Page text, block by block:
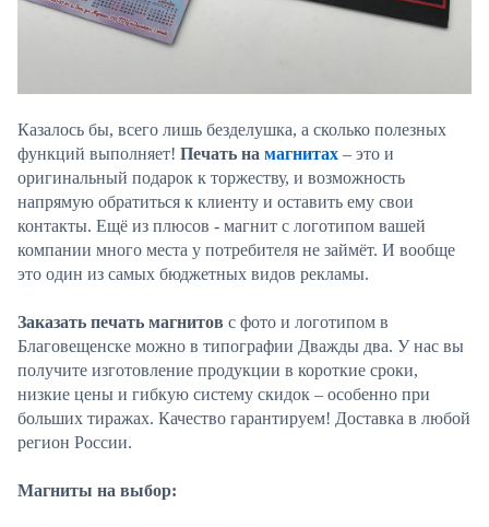
Казалось бы, всего лишь безделушка, а сколько полезных
функций выполняет! Печать на магнитах – это и
оригинальный подарок к торжеству, и возможность
напрямую обратиться к клиенту и оставить ему свои
контакты. Ещё из плюсов - магнит с логотипом вашей
компании много места у потребителя не займёт. И вообще
это один из самых бюджетных видов рекламы.
Заказать печать магнитов с фото и логотипом в
Благовещенске можно в типографии Дважды два. У нас вы
получите изготовление продукции в короткие сроки,
низкие цены и гибкую систему скидок – особенно при
больших тиражах. Качество гарантируем! Доставка в любой
регион России.
Магниты на выбор: